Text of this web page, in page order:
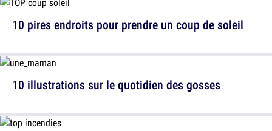
10 pires endroits pour prendre un coup de soleil
10 illustrations sur le quotidien des gosses